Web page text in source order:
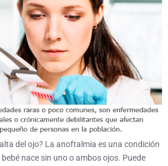
del ojo? La anoftalmia es una condición
nace sin uno o ambos ojos. Puede